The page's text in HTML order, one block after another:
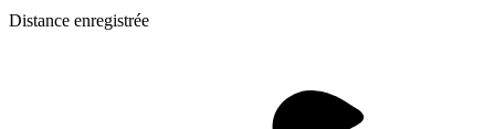
Distance enregistrée